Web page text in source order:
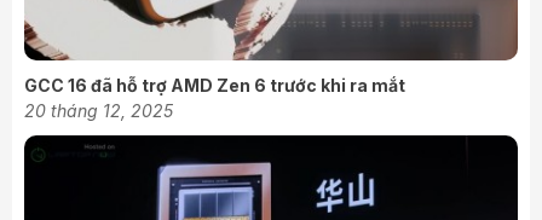
GCC 16 đã hỗ trợ AMD Zen 6 trước khi ra mắt
20 tháng 12, 2025